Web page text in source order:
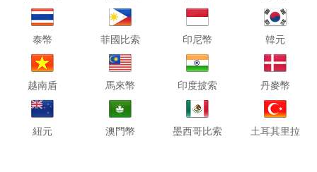
泰幣 菲國比索 印尼幣 韓元
越南盾 馬來幣 印度披索 丹麥幣
紐元 澳門幣 墨西哥比索 土耳其里拉